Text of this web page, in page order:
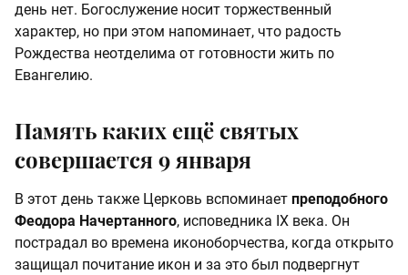
день нет. Богослужение носит торжественный
характер, но при этом напоминает, что радость
Рождества неотделима от готовности жить по
Евангелию.
Память каких ещё святых
совершается 9 января
В этот день также Церковь вспоминает преподобного
Феодора Начертанного, исповедника IX века. Он
пострадал во времена иконоборчества, когда открыто
защищал почитание икон и за это был подвергнут